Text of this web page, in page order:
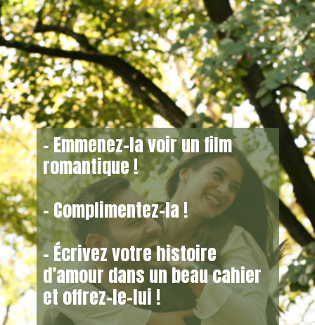
– Emmenez-la voir un film
romantique !
– Complimentez-la !
– Écrivez votre histoire
d’amour dans un beau cahier
et offrez-le-lui !